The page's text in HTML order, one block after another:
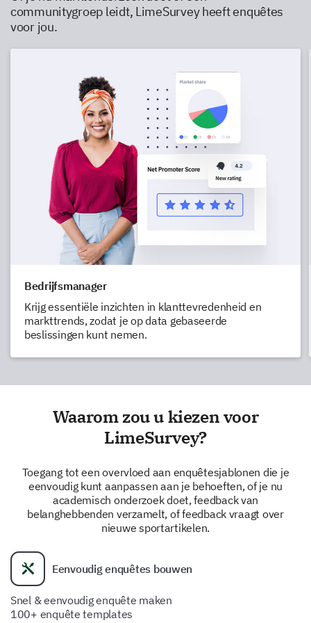
communitygroep leidt, LimeSurvey heeft enquêtes
voor jou.
Bedrijfsmanager
Krijg essentiële inzichten in klanttevredenheid en
markttrends, zodat je op data gebaseerde
beslissingen kunt nemen.
Waarom zou u kiezen voor
LimeSurvey?
Toegang tot een overvloed aan enquêtesjablonen die je
eenvoudig kunt aanpassen aan je behoeften, of je nu
academisch onderzoek doet, feedback van
belanghebbenden verzamelt, of feedback vraagt over
nieuwe sportartikelen.
Eenvoudig enquêtes bouwen
Snel & eenvoudig enquête maken
100+ enquête templates